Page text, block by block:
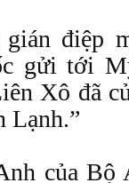
gián điệp
gửi tới
Xô đã
Lạnh.”
của